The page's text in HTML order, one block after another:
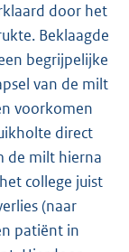
door het
Beklaagde
begrijpelijke
van de milt
voorkomen
direct
de milt hierna
college juist
(naar
patiënt in